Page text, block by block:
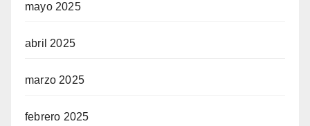
mayo 2025
abril 2025
marzo 2025
febrero 2025